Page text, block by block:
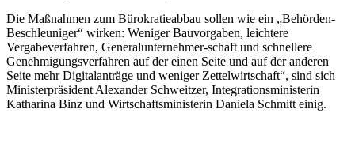
Die Maßnahmen zum Bürokratieabbau sollen wie ein „Behörden-
Beschleuniger“ wirken: Weniger Bauvorgaben, leichtere
Vergabeverfahren, Generalunternehmer-schaft und schnellere
Genehmigungsverfahren auf der einen Seite und auf der anderen
Seite mehr Digitalanträge und weniger Zettelwirtschaft“, sind sich
Ministerpräsident Alexander Schweitzer, Integrationsministerin
Katharina Binz und Wirtschaftsministerin Daniela Schmitt einig.